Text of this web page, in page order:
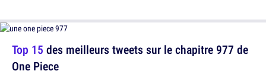
Top 15 des meilleurs tweets sur le chapitre 977 de
One Piece